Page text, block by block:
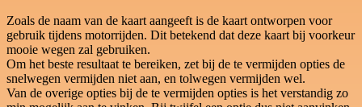
Zoals de naam van de kaart aangeeft is de kaart ontworpen voor
gebruik tijdens motorrijden. Dit betekend dat deze kaart bij voorkeur
mooie wegen zal gebruiken.
Om het beste resultaat te bereiken, zet bij de te vermijden opties de
snelwegen vermijden niet aan, en tolwegen vermijden wel.
Van de overige opties bij de te vermijden opties is het verstandig zo